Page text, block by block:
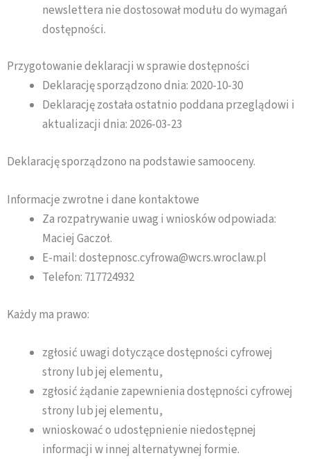
newslettera nie dostosował modułu do wymagań
dostępności.
Przygotowanie deklaracji w sprawie dostępności
Deklarację sporządzono dnia: 2020-10-30
Deklarację została ostatnio poddana przeglądowi i
aktualizacji dnia: 2026-03-23
Deklarację sporządzono na podstawie samooceny.
Informacje zwrotne i dane kontaktowe
Za rozpatrywanie uwag i wniosków odpowiada:
Maciej Gaczoł.
E-mail:dostepnosc.cyfrowa@wcrs.wroclaw.pl
Telefon: 717724932
Każdy ma prawo:
zgłosić uwagi dotyczące dostępności cyfrowej
strony lub jej elementu,
zgłosić żądanie zapewnienia dostępności cyfrowej
strony lub jej elementu,
wnioskować o udostępnienie niedostępnej
informacji w innej alternatywnej formie.